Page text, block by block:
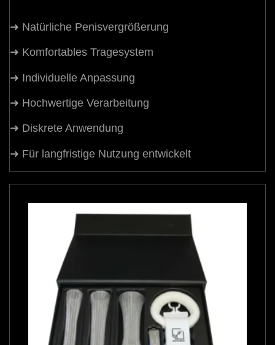
➜ Natürliche Penisvergrößerung
➜ Komfortables Tragesystem
➜ Individuelle Anpassung
➜ Hochwertige Verarbeitung
➜ Diskrete Anwendung
➜ Für langfristige Nutzung entwickelt